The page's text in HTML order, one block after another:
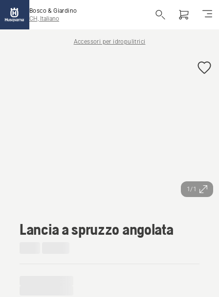
Bosco & Giardino
CH, Italiano
Accessori per idropulitrici
1/1
Lancia a spruzzo angolata